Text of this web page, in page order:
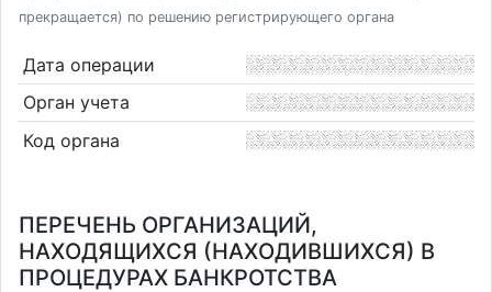
прекращается) по решению регистрирующего органа
Дата операции
Орган учета
Код органа
ПЕРЕЧЕНЬ ОРГАНИЗАЦИЙ,
НАХОДЯЩИХСЯ (НАХОДИВШИХСЯ) В
ПРОЦЕДУРАХ БАНКРОТСТВА